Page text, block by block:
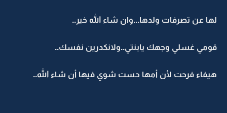
لها عن تصرفات ولدها...وان شاء الله خير..
قومي غسلي وجهك يابنتي..ولانكدرين نفسك..
هيفاء فرحت لأن أمها حست شوي فيها أن شاء الله..